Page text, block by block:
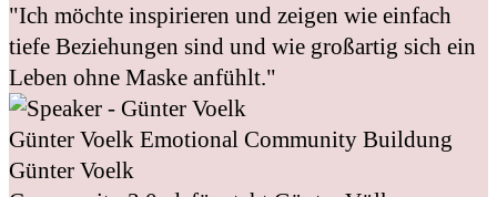
"Ich möchte inspirieren und zeigen wie einfach
tiefe Beziehungen sind und wie großartig sich ein
Leben ohne Maske anfühlt."
Günter Voelk Emotional Community Buildung
Günter Voelk